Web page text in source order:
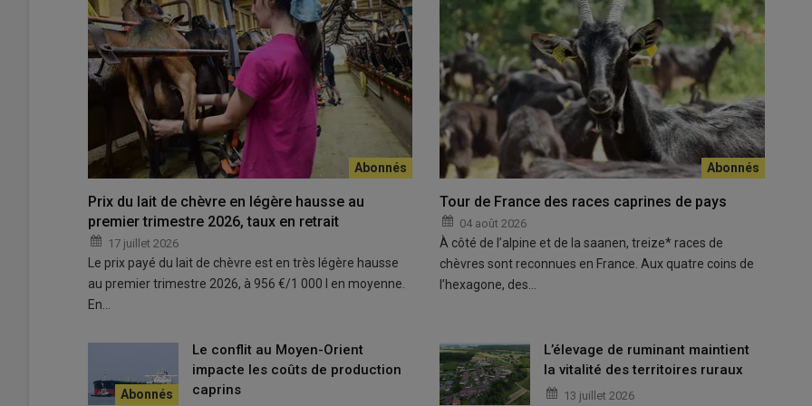
La Ferme de la Loge de printemps est pilotée par deux associés, accompagnés d’une salariée à plein temps et d’un
salarié du service de remplacement un jour par semaine.
© Ferme de la Loge de printemps
Dans la Loire , Stéphanie Moulin et Guillaume Vialette engraissentet abattenteux-mêmes leschevreauxde la
ferme. Cette idée a cheminé depuis l’arrêt de la collecte des chevreaux par un engraisseur en 2019. «
engraissé nos chevreaux
en 2020 et nous les avons fait abattre dans l’un des abattoirs du département, explique
l’éleveuse d’unesoixantaine de chèvreset d’unedizaine de vaches. L’année suivante, nous les avons fait abattre
dans un autre abattoir de la Loire. Mais nous n’étions jamais vraiment satisfaits, soit que l’abattoir n’assurait pas la
découpe et la mise sous vide de la viande, soit que nous avions des doutes sur leur capacité à accueillir correctement nos
Un gros dossier pour un micro-abattoir
Prix du lait de chèvre en légère hausse au
premier trimestre 2026, taux en retrait
17 juillet 2026
Le prix payé du lait de chèvre est en très légère hausse
au premier trimestre 2026, à 956 €/1 000 l en moyenne.
En…
Tour de France des races caprines de pays
04 août 2026
À côté de l’alpine et de la saanen, treize* races de
chèvres sont reconnues en France. Aux quatre coins de
l’hexagone, des…
Le conflit au Moyen-Orient
impacte les coûts de production
caprins
L’élevage de ruminant maintient
la vitalité des territoires ruraux
13 juillet 2026